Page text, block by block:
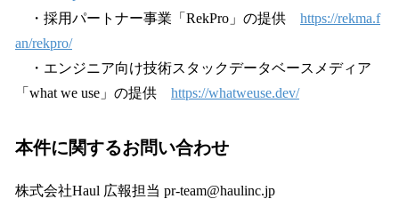
・採用パートナー事業「RekPro」の提供 https://rekma.f
an/rekpro/
・エンジニア向け技術スタックデータベースメディア
「what we use」の提供 https://whatweuse.dev/
本件に関するお問い合わせ
株式会社Haul 広報担当 pr-team@haulinc.jp